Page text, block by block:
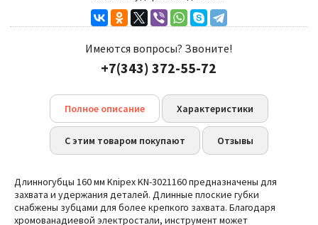
Имеются вопросы? Звоните!
+7(343) 372-55-72
Полное описание Характеристики
С этим товаром покупают Отзывы
Длинногубцы 160 мм Knipex KN-3021160 предназначены для
захвата и удержания деталей. Длинные плоские губки
снабжены зубцами для более крепкого захвата. Благодаря
хромованадиевой электростали, инструмент может